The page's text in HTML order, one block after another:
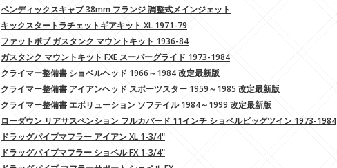
ベンディックスキャブ 38mm フランジ 調整式メインジェット
キックスタートラチェットギアキット XL 1971-79
ファットボブ ガスタンク マウントキット 1936-84
ガスタンク マウントキット FXE スーパーグライド 1973-1984
クライマー整備書 ショベルヘッド 1966～1984 改定最新版
クライマー整備書 アイアンヘッド スポーツスター 1959～1985 改定最新版
クライマー整備書 エボリューション ソフテイル 1984～1999 改定最新版
ローダウン リアサスペンション フルカバード 11インチ ショベルビッグツイン 1973-1984
ドラッグパイプマフラー アイアン XL 1-3/4"
ドラッグパイプマフラー ショベル FX 1-3/4"